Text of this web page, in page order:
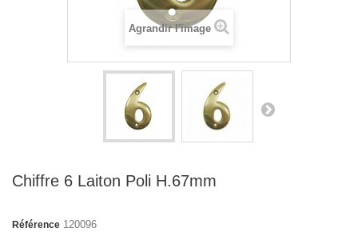
Agrandir l'image
Chiffre 6 Laiton Poli H.67mm
Référence 120096